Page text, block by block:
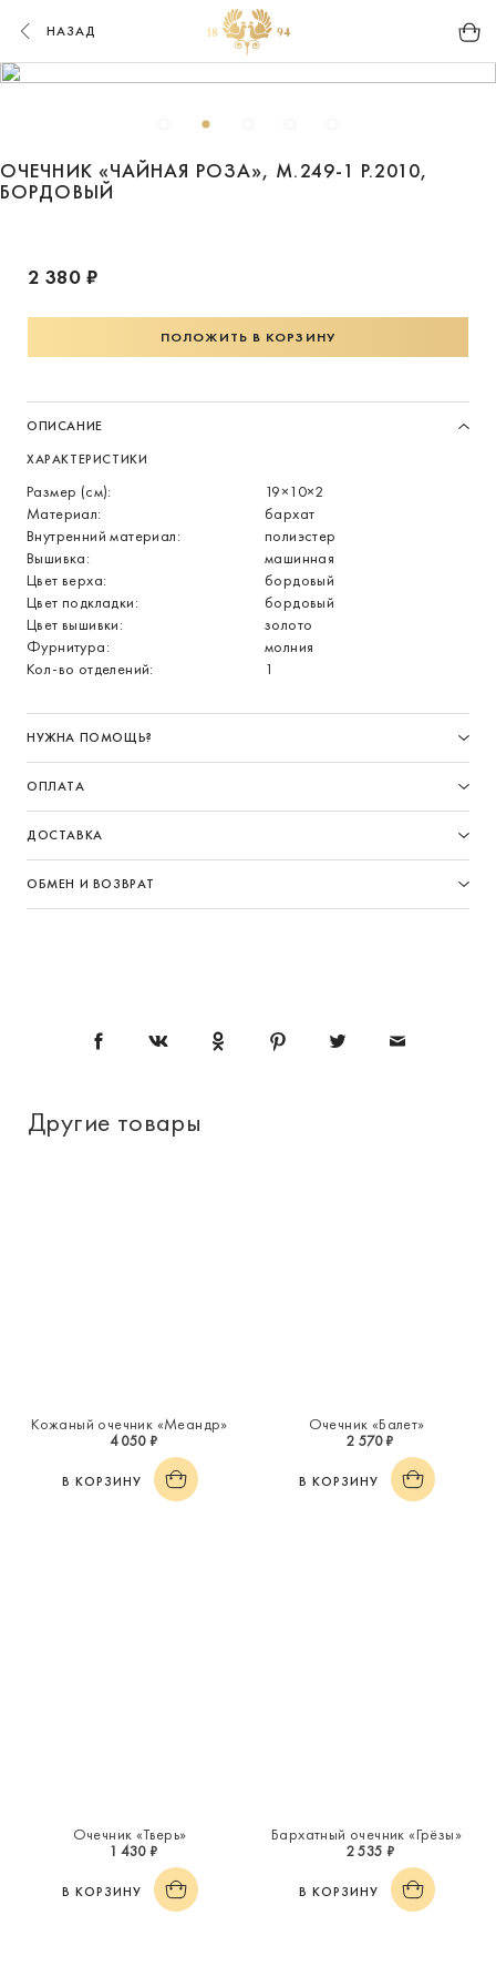
НАЗАД
ОЧЕЧНИК «ЧАЙНАЯ РОЗА», М.249-1 Р.2010,
БОРДОВЫЙ
2 380 ₽
ПОЛОЖИТЬ В КОРЗИНУ
ОПИСАНИЕ
ХАРАКТЕРИСТИКИ
Размер (см):
19×10×2
Материал:
бархат
Внутренний материал:
полиэстер
Вышивка:
машинная
Цвет верха:
бордовый
Цвет подкладки:
бордовый
Цвет вышивки:
золото
Фурнитура:
молния
Кол-во отделений:
1
НУЖНА ПОМОЩЬ?
ОПЛАТА
ДОСТАВКА
ОБМЕН И ВОЗВРАТ
Другие товары
Кожаный очечник «Меандр»
4 050 ₽
В КОРЗИНУ
Очечник «Балет»
2 570 ₽
В КОРЗИНУ
Очечник «Тверь»
1 430 ₽
В КОРЗИНУ
Бархатный очечник «Грёзы»
2 535 ₽
В КОРЗИНУ